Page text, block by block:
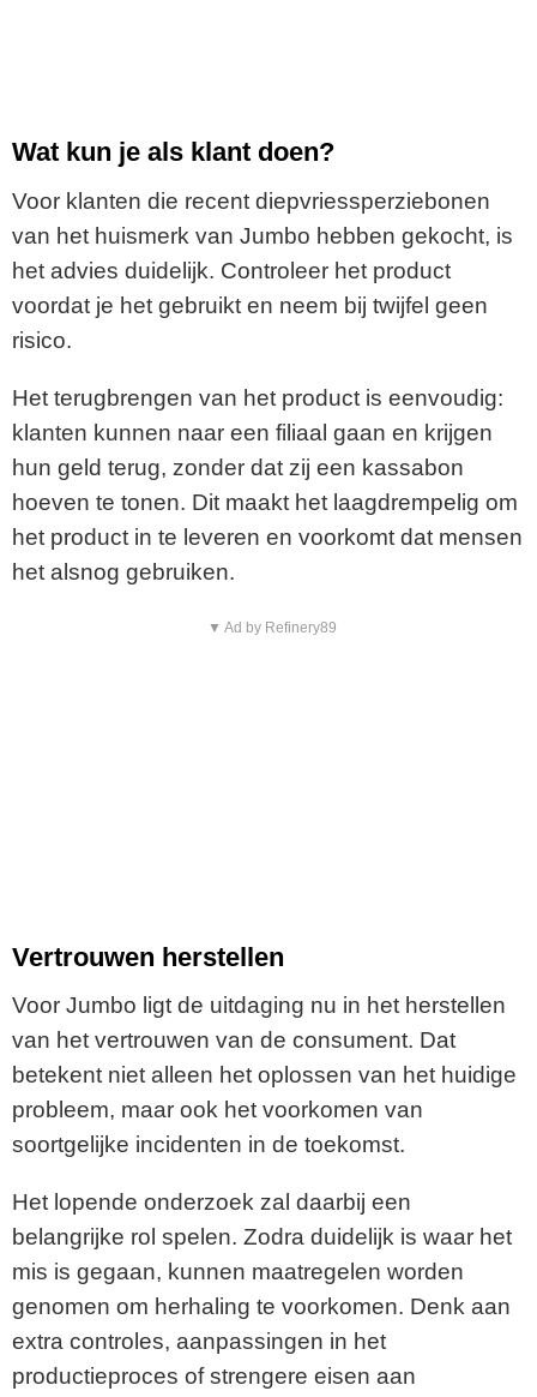
Wat kun je als klant doen?
Voor klanten die recent diepvriessperziebonen
van het huismerk van Jumbo hebben gekocht, is
het advies duidelijk. Controleer het product
voordat je het gebruikt en neem bij twijfel geen
risico.
Het terugbrengen van het product is eenvoudig:
klanten kunnen naar een filiaal gaan en krijgen
hun geld terug, zonder dat zij een kassabon
hoeven te tonen. Dit maakt het laagdrempelig om
het product in te leveren en voorkomt dat mensen
het alsnog gebruiken.
▼ Ad by Refinery89
Vertrouwen herstellen
Voor Jumbo ligt de uitdaging nu in het herstellen
van het vertrouwen van de consument. Dat
betekent niet alleen het oplossen van het huidige
probleem, maar ook het voorkomen van
soortgelijke incidenten in de toekomst.
Het lopende onderzoek zal daarbij een
belangrijke rol spelen. Zodra duidelijk is waar het
mis is gegaan, kunnen maatregelen worden
genomen om herhaling te voorkomen. Denk aan
extra controles, aanpassingen in het
productieproces of strengere eisen aan